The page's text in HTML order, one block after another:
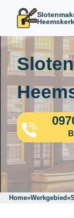
Heemskerk
Home»Werkgebied»